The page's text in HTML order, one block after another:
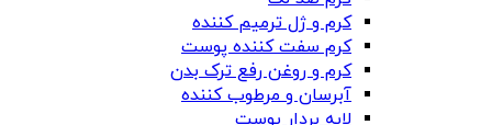
کرم و ژل ترمیم کننده
کرم سفت کننده پوست
کرم و روغن رفع ترک بدن
آبرسان و مرطوب کننده
لایه بردار پوست